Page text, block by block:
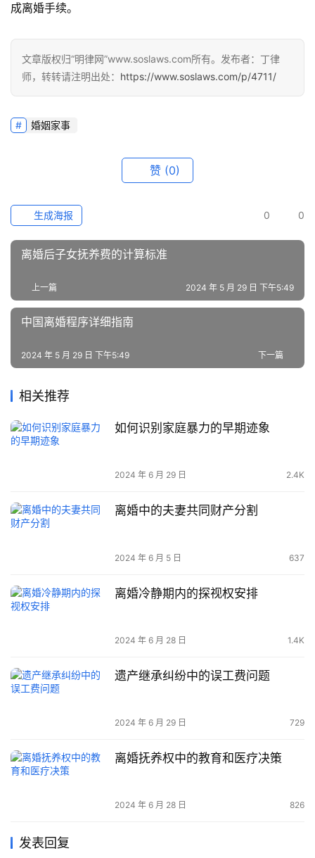
成离婚手续。
文章版权归“明律网”www.soslaws.com所有。发布者：丁律
师，转转请注明出处： https://www.soslaws.com/p/4711/
婚姻家事
赞 (0)
0 0
生成海报
离婚后子女抚养费的计算标准
上一篇 2024 年 5 月 29 日 下午5:49
中国离婚程序详细指南
下一篇
2024 年 5 月 29 日 下午5:49
相关推荐
如何识别家庭暴力的早期迹象
2024 年 6 月 29 日 2.4K
离婚中的夫妻共同财产分割
2024 年 6 月 5 日 637
离婚冷静期内的探视权安排
2024 年 6 月 28 日 1.4K
遗产继承纠纷中的误工费问题
2024 年 6 月 29 日 729
离婚抚养权中的教育和医疗决策
2024 年 6 月 28 日 826
发表回复